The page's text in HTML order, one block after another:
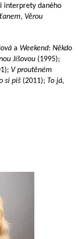
interprety daného
, Věrou
a Weekend: Někdo
Jíšovou (1995);
V proutěném
si piš (2011); To já,